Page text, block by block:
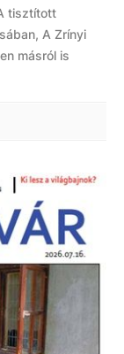
tisztított
A Zrínyi
másról is